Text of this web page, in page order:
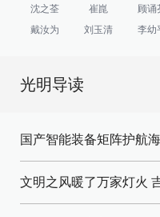
沈之荃 崔崑 顾诵
戴汝为
刘玉清 李幼
光明导读
国产智能装备矩阵护航
文明之风暖了万家灯火